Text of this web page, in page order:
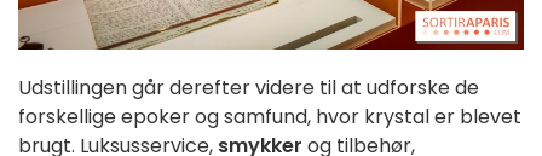
Udstillingen går derefter videre til at udforske de
forskellige epoker og samfund, hvor krystal er blevet
brugt. Luksusservice, smykker og tilbehør,